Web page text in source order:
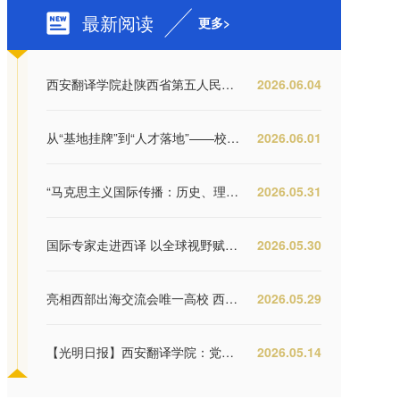
最新阅读 更多>
2026.06.04
西安翻译学院赴陕西省第五人民医院交流座谈 推...
2026.06.01
从“基地挂牌”到“人才落地”——校政企三方...
2026.05.31
“马克思主义国际传播：历史、理论与当代实践...
2026.05.30
国际专家走进西译 以全球视野赋能应用型人才培...
2026.05.29
亮相西部出海交流会唯一高校 西安翻译学院签约...
2026.05.14
【光明日报】西安翻译学院：党建引领“破圈” ...